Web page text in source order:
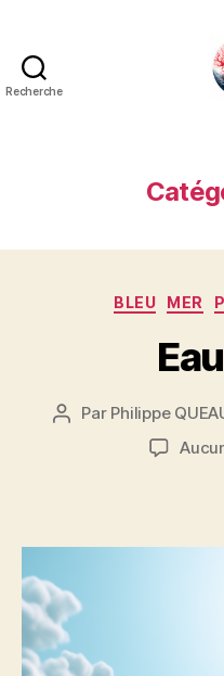
Recherche
BLEU MER
Auteur
Par Philippe